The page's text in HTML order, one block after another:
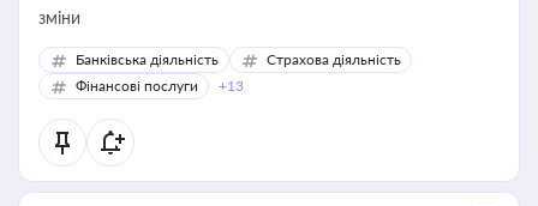
зміни
Банківська діяльність
Страхова діяльність
Фінансові послуги
+13